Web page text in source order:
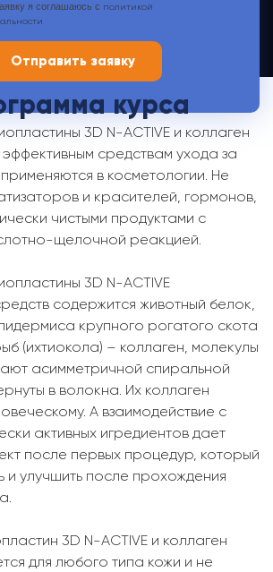
я соглашаюсь с политикой
курса
3D N-ACTIVE и коллаген
эффективным средствам ухода за
в косметологии. Не
и красителей, гормонов,
чистыми продуктами с
щелочной реакцией.
3D N-ACTIVE
содержится животный белок,
крупного рогатого скота
(ихтиокола) – коллаген, молекулы
асимметричной спиральной
в волокна. Их коллаген
А взаимодействие с
активных игредиентов дает
после первых процедур, который
и улучшить после прохождения
3D N-ACTIVE и коллаген
для любого типа кожи и не